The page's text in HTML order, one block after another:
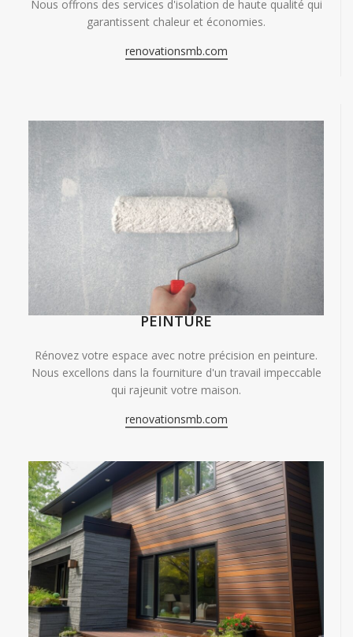
Nous offrons des services d'isolation de haute qualité qui
garantissent chaleur et économies.
renovationsmb.com
PEINTURE
Rénovez votre espace avec notre précision en peinture.
Nous excellons dans la fourniture d'un travail impeccable
qui rajeunit votre maison.
renovationsmb.com